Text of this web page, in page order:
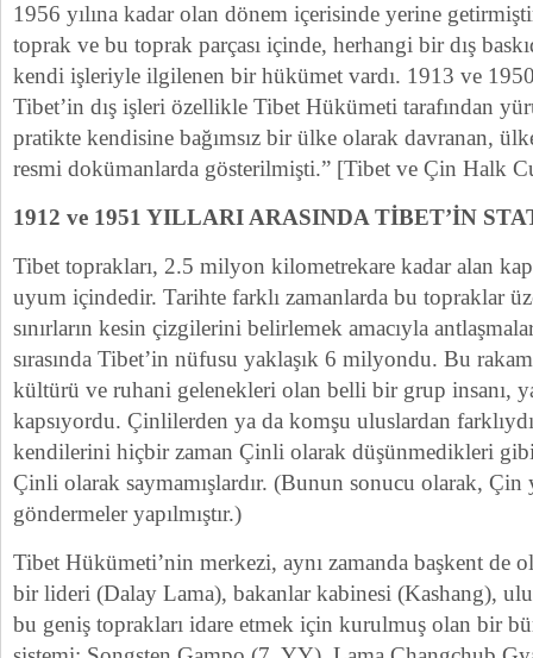
1956 yılına kadar olan dönem içerisinde yerine
toprak ve bu toprak parçası içinde, herhangi bir dış
kendi işleriyle ilgilenen bir hükümet vardı. 1913 ve 1950
Tibet’in dış işleri özellikle Tibet Hükümeti tarafından
pratikte kendisine bağımsız bir ülke olarak davranan,
resmi dokümanlarda gösterilmişti.” [Tibet ve Çin Halk
1912 ve 1951 YILLARI ARASINDA TİBET’İN
Tibet toprakları, 2.5 milyon kilometrekare kadar alan
uyum içindedir. Tarihte farklı zamanlarda bu topraklar
sınırların kesin çizgilerini belirlemek amacıyla
sırasında Tibet’in nüfusu yaklaşık 6 milyondu. Bu
kültürü ve ruhani gelenekleri olan belli bir grup insanı,
kapsıyordu. Çinlilerden ya da komşu uluslardan
kendilerini hiçbir zaman Çinli olarak düşünmedikleri
Çinli olarak saymamışlardır. (Bunun sonucu olarak, Çin
göndermeler yapılmıştır.)
Tibet Hükümeti’nin merkezi, aynı zamanda başkent de
bir lideri (Dalay Lama), bakanlar kabinesi (Kashang),
bu geniş toprakları idare etmek için kurulmuş olan bir